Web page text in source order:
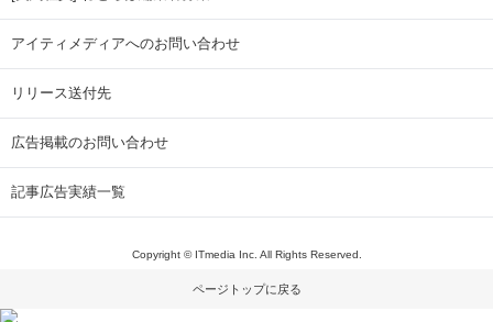
アイティメディアへのお問い合わせ
リリース送付先
広告掲載のお問い合わせ
記事広告実績一覧
Copyright © ITmedia Inc. All Rights Reserved.
ページトップに戻る